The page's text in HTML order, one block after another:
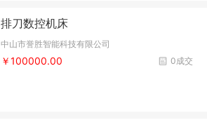
排刀数控机床
中山市誉胜智能科技有限公司
0成交
￥100000.00